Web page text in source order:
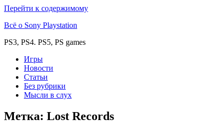
Перейти к содержимому
Всё о Sony Playstation
PS3, PS4. PS5, PS games
Игры
Новости
Статьи
Без рубрики
Мысли в слух
Метка: Lost Records